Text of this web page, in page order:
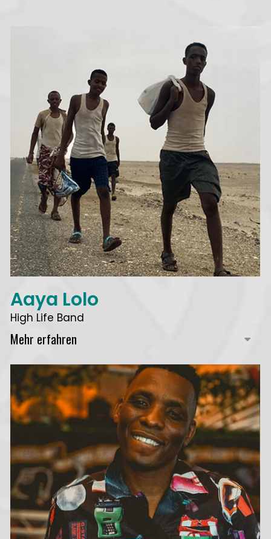
Aaya Lolo
High Life Band
Mehr erfahren